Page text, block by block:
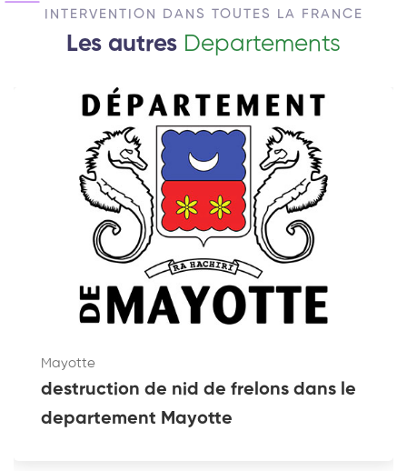
INTERVENTION DANS TOUTES LA FRANCE
Les autres Departements
Mayotte
destruction de nid de frelons dans le
departement Mayotte